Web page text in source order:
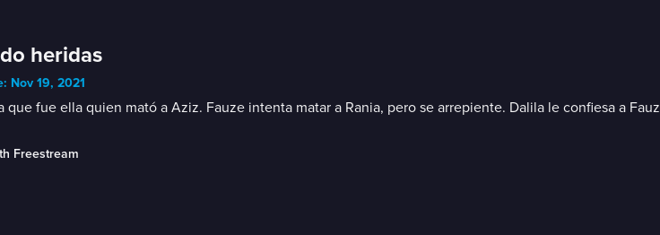
heridas
Nov 19, 2021
que fue ella quien mató a Aziz. Fauze intenta matar a Rania, pero se arrepiente. Dalila le confiesa a
Freestream